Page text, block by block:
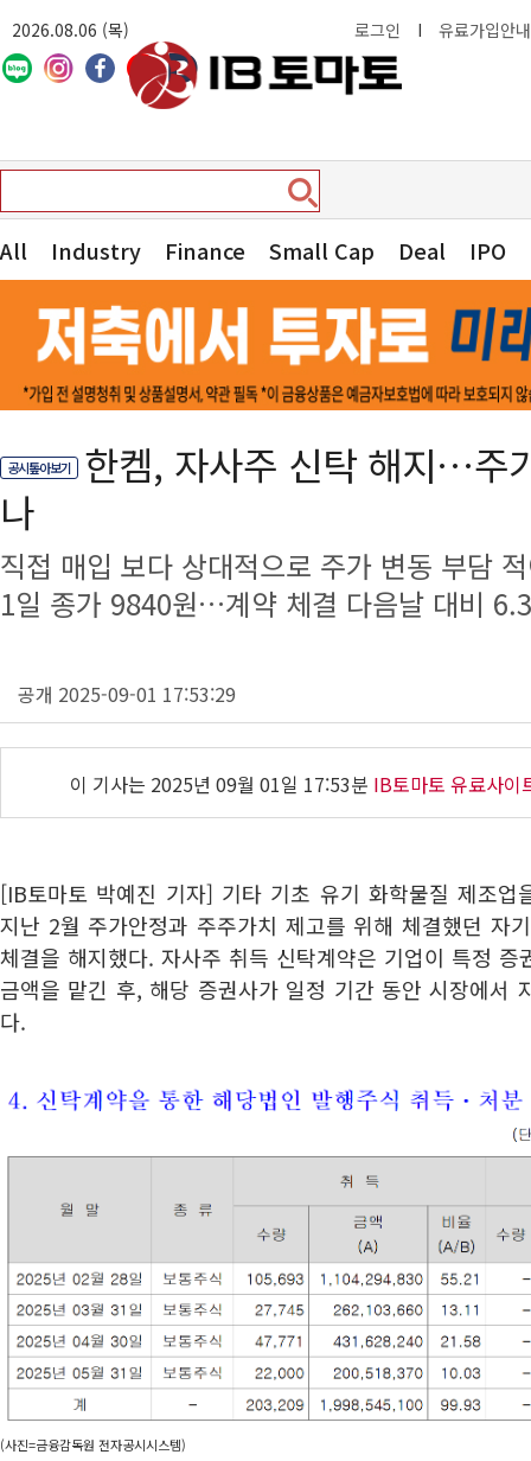
2026.08.06 (목) 로그인 I 유료가입안내
All Industry Finance Small Cap Deal IPO
공시톺아보기
한켐, 자사주 신탁 해지…주
나
직접 매입 보다 상대적으로 주가 변동 부담
1일 종가 9840원…계약 체결 다음날 대비
공개 2025-09-01 17:53:29
이 기사는 2025년 09월 01일 17:53분 IB토마토 유료사이
[IB토마토 박예진 기자] 기타 기초 유기 화학물질 제조
지난 2월 주가안정과 주주가치 제고를 위해 체결했던 자
체결을 해지했다. 자사주 취득 신탁계약은 기업이 특정 증
금액을 맡긴 후, 해당 증권사가 일정 기간 동안 시장에서
다.
(사진=금융감독원 전자공시시스템)